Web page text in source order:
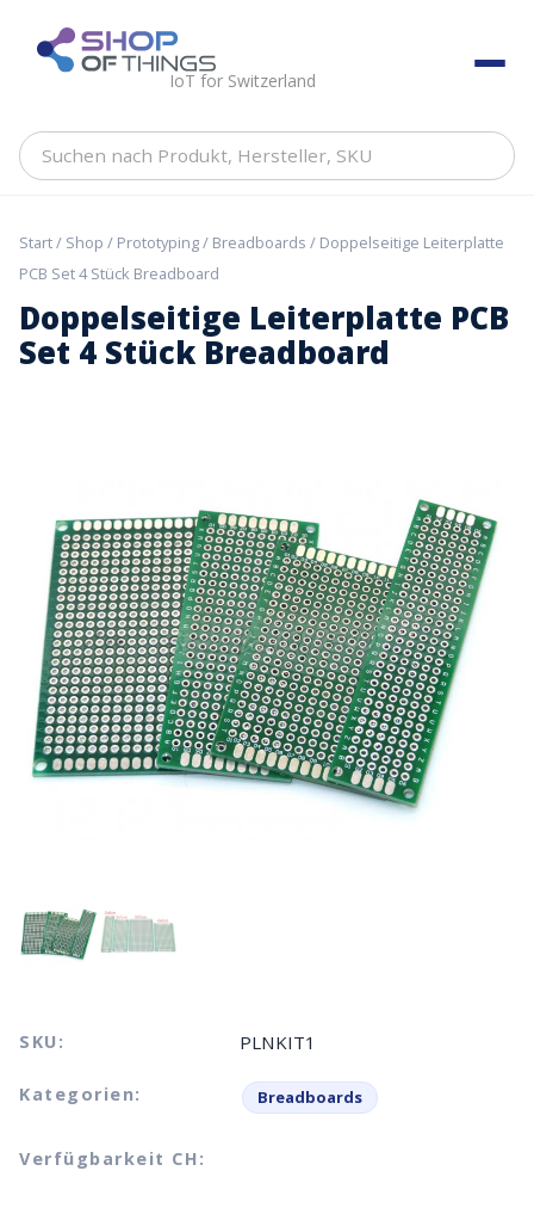
content ShopOfThings
IoT for Switzerland
Suchen
Hersteller,
Start/ Shop / Prototyping/ Breadboards / Doppelseitige Leiterplatte
PCB Set 4 Stück Breadboard
Doppelseitige Leiterplatte PCB
Set 4 Stück Breadboard
SKU: PLNKIT1
Kategorien: Breadboards
Verfügbarkeit CH: